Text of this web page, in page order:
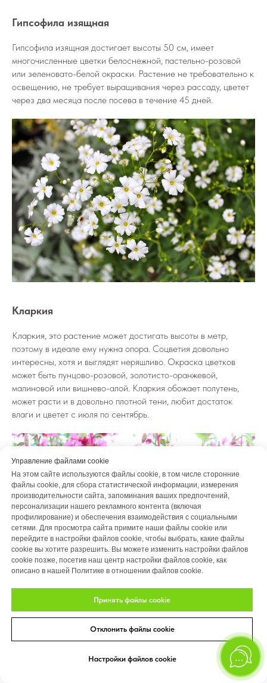
Гипсофила изящная
Гипсофила изящная достигает высоты 50 см, имеет
многочисленные цветки белоснежной, пастельно-розовой
или зеленовато-белой окраски. Растение не требовательно к
освещению, не требует выращивания через рассаду, цветет
через два месяца после посева в течение 45 дней.
Кларкия
Кларкия, это растение может достигать высоты в метр,
поэтому в идеале ему нужна опора. Соцветия довольно
интересны, хотя и выглядят неряшливо. Окраска цветков
может быть пунцово-розовой, золотисто-оранжевой,
малиновой или вишнево-алой. Кларкия обожает полутень,
может расти и в довольно плотной тени, любит достаток
влаги и цветет с июля по сентябрь.
Малькольмия приморская
Малькольмия приморская неприхотлива и довольно быстро
Управление файлами cookie
На этом сайте используются файлы cookie, в том числе сторонние
файлы cookie, для сбора статистической информации, измерения
производительности сайта, запоминания ваших предпочтений,
персонализации нашего рекламного контента (включая
профилирование) и обеспечения взаимодействия с социальными
сетями. Для просмотра сайта примите наши файлы cookie или
перейдите в настройки файлов cookie, чтобы выбрать, какие файлы
cookie вы хотите разрешить. Вы можете изменить настройки файлов
cookie позже, посетив наш центр настройки файлов cookie, как
описано в нашей Политике в отношении файлов cookie.
Принять файлы cookie
Отклонить файлы cookie
Настройки файлов cookie